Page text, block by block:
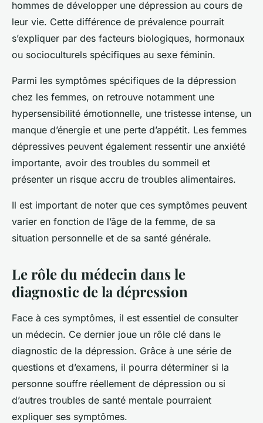
hommes de développer une dépression au cours de
leur vie. Cette différence de prévalence pourrait
s’expliquer par des facteurs biologiques, hormonaux
ou socioculturels spécifiques au sexe féminin.
Parmi les symptômes spécifiques de la dépression
chez les femmes, on retrouve notamment une
hypersensibilité émotionnelle, une tristesse intense, un
manque d’énergie et une perte d’appétit. Les femmes
dépressives peuvent également ressentir une anxiété
importante, avoir des troubles du sommeil et
présenter un risque accru de troubles alimentaires.
Il est important de noter que ces symptômes peuvent
varier en fonction de l’âge de la femme, de sa
situation personnelle et de sa santé générale.
Le rôle du médecin dans le
diagnostic de la dépression
Face à ces symptômes, il est essentiel de consulter
un médecin. Ce dernier joue un rôle clé dans le
diagnostic de la dépression. Grâce à une série de
questions et d’examens, il pourra déterminer si la
personne souffre réellement de dépression ou si
d’autres troubles de santé mentale pourraient
expliquer ses symptômes.